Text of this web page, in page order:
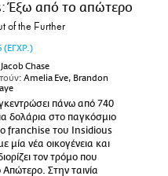
Έξω από το απώτερο
of the Further
(ΕΓΧΡ.)
Jacob Chase
Amelia Eve, Brandon
πάνω από 740
δολάρια στο παγκόσμιο
franchise του Insidious
μία νέα οικογένεια και
τον τρόμο που
Απώτερο. Στην ταινία